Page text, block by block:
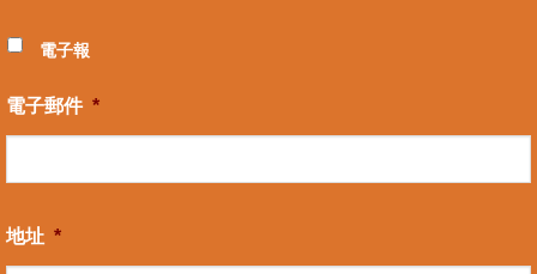
電子報
電子郵件 *
地址 *